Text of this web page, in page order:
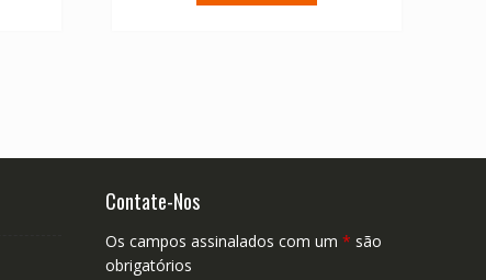
Contate-Nos
Os campos assinalados com um * são
obrigatórios